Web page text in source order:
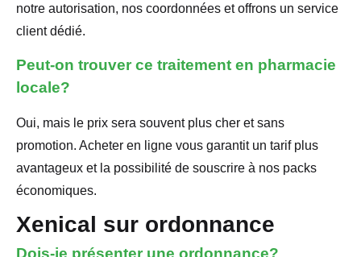
notre autorisation, nos coordonnées et offrons un service
client dédié.
Peut-on trouver ce traitement en pharmacie
locale?
Oui, mais le prix sera souvent plus cher et sans
promotion. Acheter en ligne vous garantit un tarif plus
avantageux et la possibilité de souscrire à nos packs
économiques.
Xenical sur ordonnance